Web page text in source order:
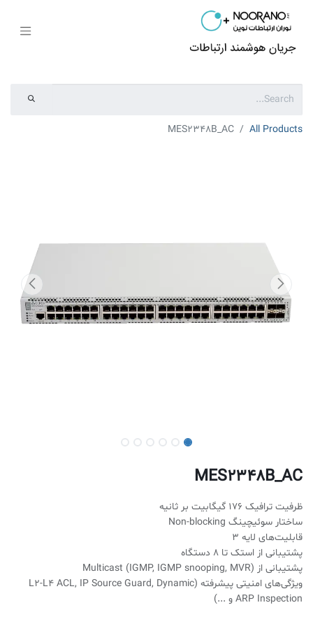
All Products
MES2348B_AC
MES2348B_AC
ظرفیت ترافیک 176 گیگابیت بر ثانیه
ساختار سوئیچینگ Non-blocking
قابلیت‌های لایه 3
پشتیبانی از استک تا 8 دستگاه
پشتیبانی از Multicast (IGMP, IGMP snooping, MVR)
ویژگی‌های امنیتی پیشرفته (L2-L4 ACL, IP Source Guard, Dynamic
ARP Inspection و ...)